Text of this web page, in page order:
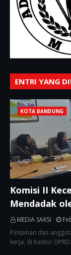
ENTRI YANG
KOTA BANDUNG
Komisi II
Mendadak
MEDIA SAKSI
Pimpinan dan
kerja, di Kantor